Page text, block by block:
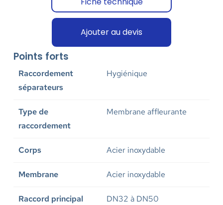
Ajouter au devis
Points forts
Raccordement
séparateurs
Hygiénique
Type de
raccordement
Membrane affleurante
Corps Acier inoxydable
Membrane Acier inoxydable
Raccord principal DN32 à DN50